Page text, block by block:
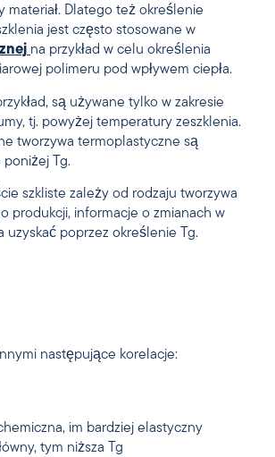
materiał. Dlatego też określenie
jest często stosowane w
na przykład w celu określenia
polimeru pod wpływem ciepła.
są używane tylko w zakresie
tj. powyżej temperatury zeszklenia.
tworzywa termoplastyczne są
Tg.
szkliste zależy od rodzaju tworzywa
produkcji, informacje o zmianach w
uzyskać poprzez określenie Tg.
następujące korelacje:
im bardziej elastyczny
tym niższa Tg